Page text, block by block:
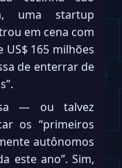
uma startup
em cena com
165 milhões
de enterrar de
— ou talvez
os “primeiros
autônomos
este ano”. Sim,